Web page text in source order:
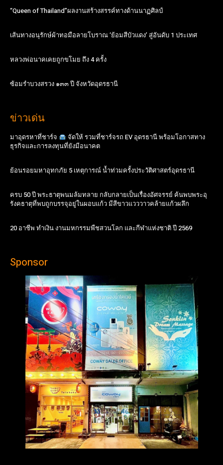
“Queen of Thailand”ผลงานสร้างสรรค์ทางด้านนาฏศิลป์
เส้นทางอนุรักษ์ผ้าทอมือลายโบราณ ‘ย้อมสีบัวแดง’ สู่อันดับ 1 ประเทศ
หลวงพ่อนาคเคยถูกขโมย ถึง 4 ครั้ง
ซ้อมรำบวงสรวง ๑๓๓ ปี จังหวัดอุดรธานี
ข่าวเด่น
มาอุดรหาที่ชาร์จ
จัดให้ รวมที่ชาร์จรถ EV อุดรธานี พร้อมโอกาสทาง
ธุรกิจและการลงทุนที่ยังมีอนาคต
ย้อนรอยมหาอุทกภัย 5 เหตุการณ์ น้ำท่วมครั้งประวัติศาสตร์อุดรธานี
ครบ 50 ปี พระธาตุพนมล้มทลาย กลับกลายเป็นเรื่องอัศจรรย์ ค้นพบพระอุ
รังคธาตุที่พบถูกบรรจุอยู่ในผอบแก้ว มีสีขาวแวววาวคล้ายแก้วผลึก
20 อาชีพ ทำเงิน งานมหกรรมพืชสวนโลก และกีฬาแห่งชาติ ปี 2569
Sponsor